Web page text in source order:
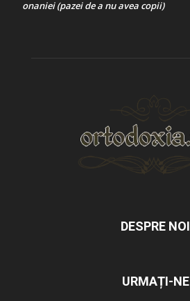
onaniei (pazei de a nu avea copii)
DESPRE NOI
URMAȚI-NE